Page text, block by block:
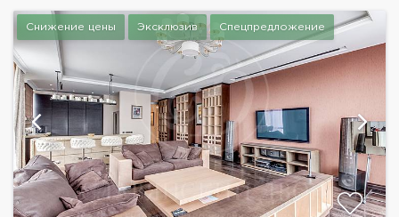
Снижение цены Эксклюзив Спецпредложение